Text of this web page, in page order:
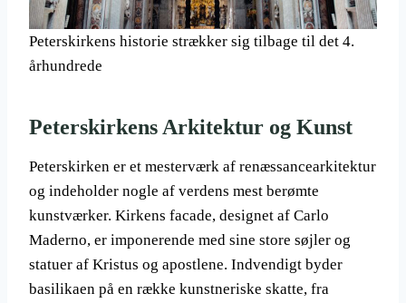
Peterskirkens historie strækker sig tilbage til det 4.
århundrede
Peterskirkens Arkitektur og Kunst
Peterskirken er et mesterværk af renæssancearkitektur
og indeholder nogle af verdens mest berømte
kunstværker. Kirkens facade, designet af Carlo
Maderno, er imponerende med sine store søjler og
statuer af Kristus og apostlene. Indvendigt byder
basilikaen på en række kunstneriske skatte, fra